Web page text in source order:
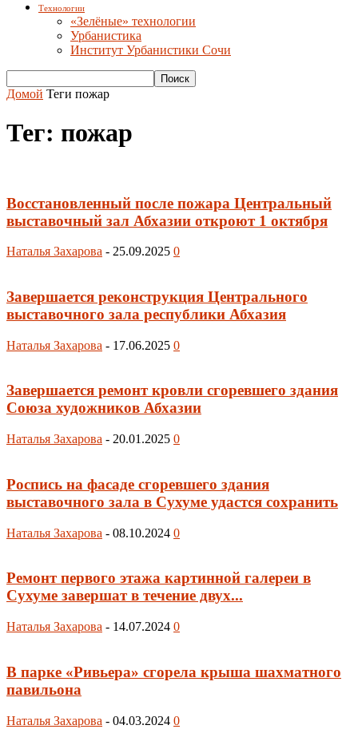
Технологии
«Зелёные» технологии
Урбанистика
Институт Урбанистики Сочи
Домой Теги пожар
Тег: пожар
Восстановленный после пожара Центральный
выставочный зал Абхазии откроют 1 октября
Наталья Захарова - 25.09.2025 0
Завершается реконструкция Центрального
выставочного зала республики Абхазия
Наталья Захарова - 17.06.2025 0
Завершается ремонт кровли сгоревшего здания
Союза художников Абхазии
Наталья Захарова - 20.01.2025 0
Роспись на фасаде сгоревшего здания
выставочного зала в Сухуме удастся сохранить
Наталья Захарова - 08.10.2024 0
Ремонт первого этажа картинной галереи в
Сухуме завершат в течение двух...
Наталья Захарова - 14.07.2024 0
В парке «Ривьера» сгорела крыша шахматного
павильона
Наталья Захарова - 04.03.2024 0